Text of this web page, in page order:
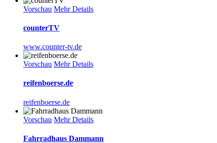
Vorschau Mehr Details
counterTV
www.counter-tv.de
Vorschau Mehr Details
reifenboerse.de
reifenboerse.de
Vorschau Mehr Details
Fahrradhaus Dammann